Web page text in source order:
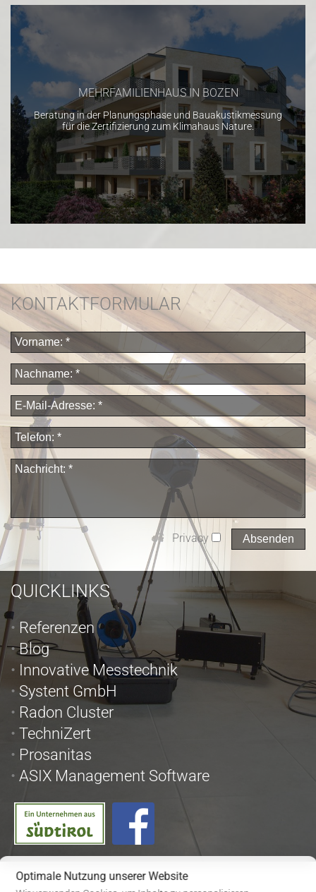
MEHRFAMILIENHAUS IN BOZEN
Beratung in der Planungsphase und Bauakustikmessung
für die Zertifizierung zum Klimahaus Nature.
KONTAKTFORMULAR
Privacy
QUICKLINKS
Referenzen
Blog
Innovative Messtechnik
Systent GmbH
Radon Cluster
TechniZert
Prosanitas
ASIX Management Software
Optimale Nutzung unserer Website